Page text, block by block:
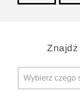
Znajdż